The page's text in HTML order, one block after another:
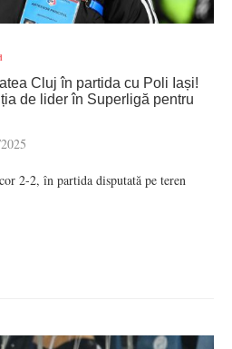
Cluj în partida cu Poli Iași!
de lider în Superligă pentru
2-2, în partida disputată pe teren